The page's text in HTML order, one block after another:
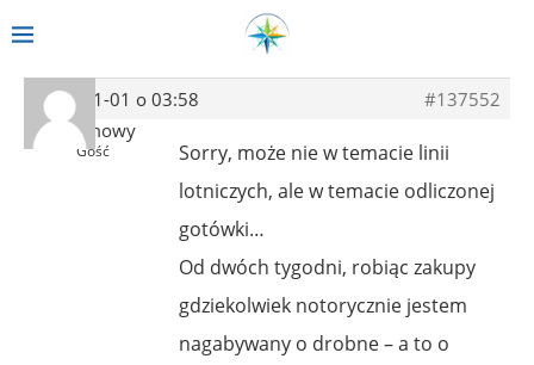
2013-11-01 o 03:58
#137552
Anonimowy
Gość
Sorry, może nie w temacie linii
lotniczych, ale w temacie odliczonej
gotówki…
Od dwóch tygodni, robiąc zakupy
gdziekolwiek notorycznie jestem
nagabywany o drobne – a to o